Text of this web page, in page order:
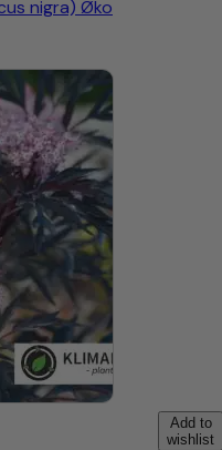
nigra) Øko
Add to
wishlist